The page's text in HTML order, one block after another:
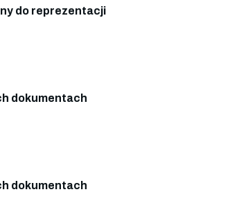
do reprezentacji
dokumentach
dokumentach